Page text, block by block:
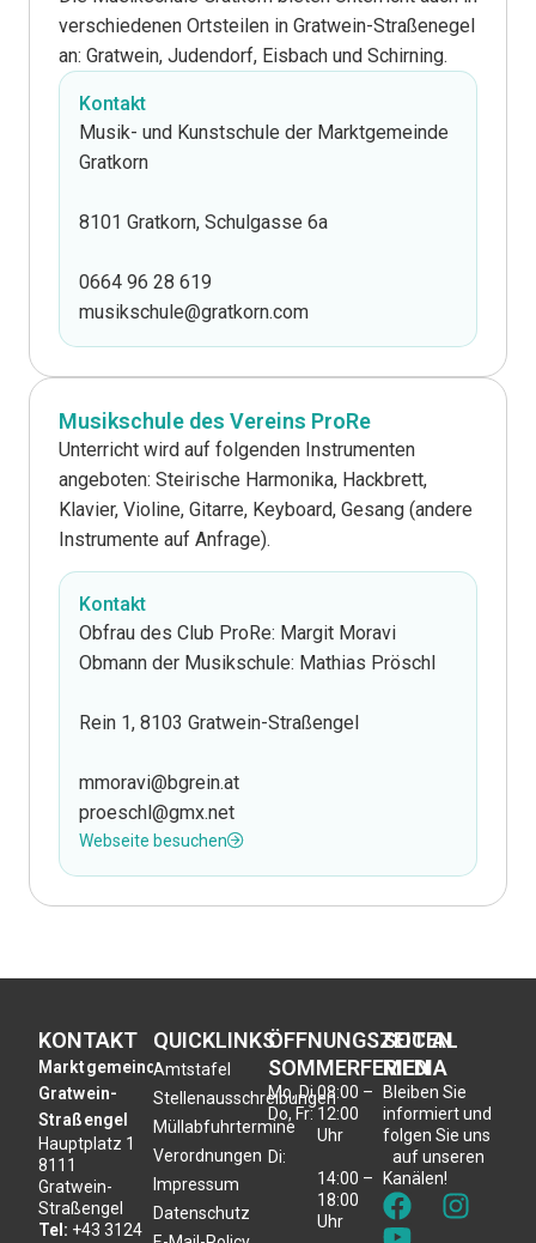
verschiedenen Ortsteilen in Gratwein-Straßenegel
an: Gratwein, Judendorf, Eisbach und Schirning.
Kontakt
Musik- und Kunstschule der Marktgemeinde
Gratkorn
8101 Gratkorn, Schulgasse 6a
0664 96 28 619
musikschule@gratkorn.com
Musikschule des Vereins ProRe
Unterricht wird auf folgenden Instrumenten
angeboten: Steirische Harmonika, Hackbrett,
Klavier, Violine, Gitarre, Keyboard, Gesang (andere
Instrumente auf Anfrage).
Kontakt
Obfrau des Club ProRe: Margit Moravi
Obmann der Musikschule: Mathias Pröschl
Rein 1, 8103 Gratwein-Straßengel
mmoravi@bgrein.at
proeschl@gmx.net
Webseite besuchen
KONTAKT
Marktgemeinde
Gratwein-
Straßengel
Hauptplatz 1
8111
Gratwein-
Straßengel
Tel: +43 3124
QUICKLINKS
Amtstafel
Stellenausschreibungen
Müllabfuhrtermine
Verordnungen
Impressum
Datenschutz
ÖFFNUNGSZEITEN
SOMMERFERIEN
Mo, Di,
Do, Fr:
Di:
08:00 –
12:00
Uhr
14:00 –
18:00
Uhr
SOCIAL
MEDIA
Bleiben Sie
informiert und
folgen Sie uns
auf unseren
Kanälen!